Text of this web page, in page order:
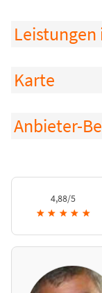
Karte
Anbieter-
4,88/5
★ ★ ★ ★ ★